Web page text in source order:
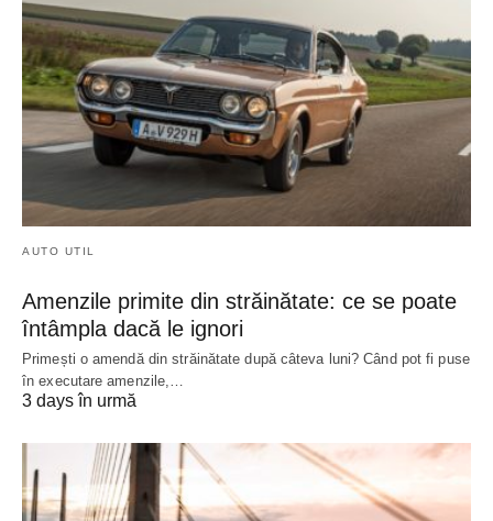
AUTO UTIL
Amenzile primite din străinătate: ce se poate
întâmpla dacă le ignori
Primești o amendă din străinătate după câteva luni? Când pot fi puse
în executare amenzile,…
3 days în urmă